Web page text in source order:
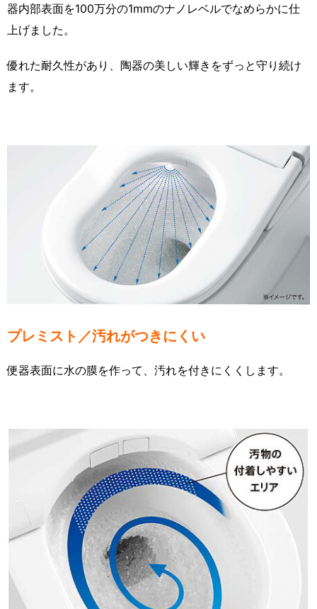
器内部表面を100万分の1mmのナノレベルでなめらかに仕
上げました。
優れた耐久性があり、陶器の美しい輝きをずっと守り続け
ます。
プレミスト／汚れがつきにくい
便器表面に水の膜を作って、汚れを付きにくくします。